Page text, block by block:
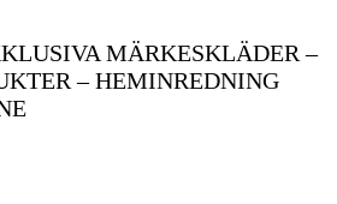
MÄRKESKLÄDER –
– HEMINREDNING